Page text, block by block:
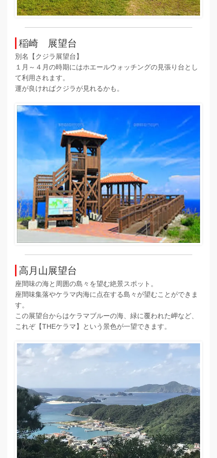
稲崎 展望台
別名【クジラ展望台】
１月～４月の時期にはホエールウォッチングの見張り台とし
て利用されます。
運が良ければクジラが見れるかも。
高月山展望台
座間味の海と周囲の島々を望む絶景スポット。
座間味集落やケラマ内海に点在する島々が望むことができま
す。
この展望台からはケラマブルーの海、緑に覆われた岬など、
これぞ【THEケラマ】という景色が一望できます。